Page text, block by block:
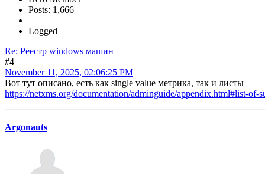
Posts: 1,666
Logged
Re: Реестр windows машин
#4
November 11, 2025, 02:06:25 PM
Вот тут описано, есть как single value метрика, так и листы
https://netxms.org/documentation/adminguide/appendix.html#list-of-
Argonauts